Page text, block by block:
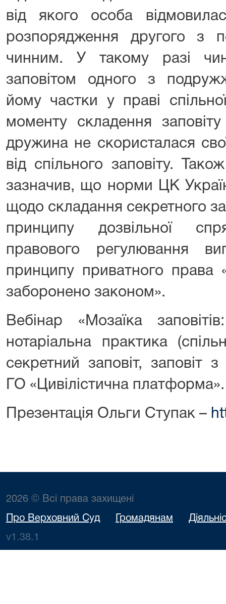
від якого особа
розпорядження другого з
чинним. У такому разі
заповітом одного з
йому частки у праві
моменту складення
дружина не скористалася
від спільного заповіту.
зазначив, що норми ЦК
щодо складання секретного
принципу дозвільної
правового регулювання
принципу приватного
заборонено законом».
Вебінар «Мозаїка
нотаріальна практика
секретний заповіт, заповіт
ГО «Цивілістична платформа».
Презентація Ольги Ступак –
2026 © Всі права захищені
Про Верховний Суд Громадянам
v1.38.1